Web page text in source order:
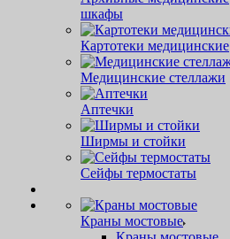
шкафы
Картотеки медицинские
Медицинские стеллажи
Аптечки
Ширмы и стойки
Сейфы термостаты
Краны мостовые